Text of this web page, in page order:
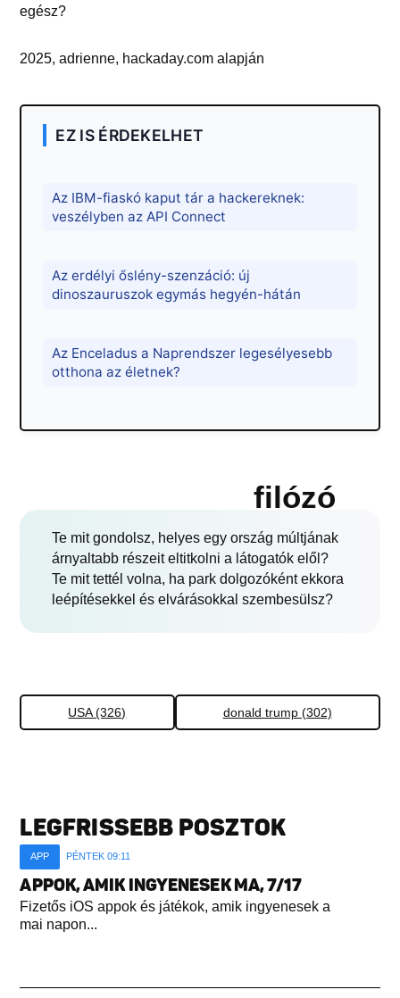
egész?
2025, adrienne, hackaday.com alapján
EZ IS ÉRDEKELHET
Az IBM-fiaskó kaput tár a hackereknek:
veszélyben az API Connect
Az erdélyi őslény-szenzáció: új
dinoszauruszok egymás hegyén-hátán
Az Enceladus a Naprendszer legesélyesebb
otthona az életnek?
filózó
Te mit gondolsz, helyes egy ország múltjának
árnyaltabb részeit eltitkolni a látogatók elől?
Te mit tettél volna, ha park dolgozóként ekkora
leépítésekkel és elvárásokkal szembesülsz?
USA (326) donald trump (302)
LEGFRISSEBB POSZTOK
APP PÉNTEK 09:11
APPOK, AMIK INGYENESEK MA, 7/17
Fizetős iOS appok és játékok, amik ingyenesek a
mai napon...